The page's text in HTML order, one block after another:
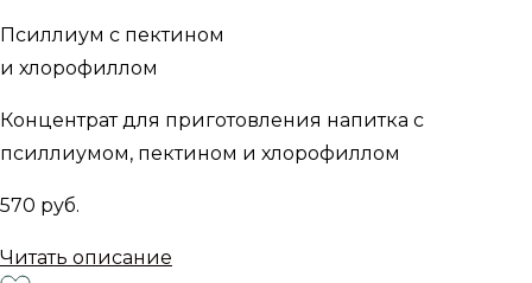
Псиллиум с пектином
и хлорофиллом
Концентрат для приготовления напитка с
псиллиумом, пектином и хлорофиллом
570 руб.
Читать описание